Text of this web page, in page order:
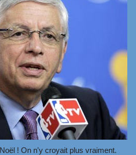
! On n'y croyait plus vraiment.